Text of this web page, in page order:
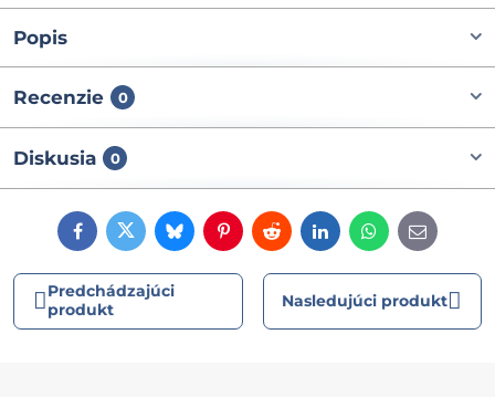
Popis
Recenzie 0
Diskusia 0
FacebookTwitterBlueskyPinterestRedditLinkedInWhatsApp
E-
mail
Predchádzajúci
produkt
Nasledujúci produkt